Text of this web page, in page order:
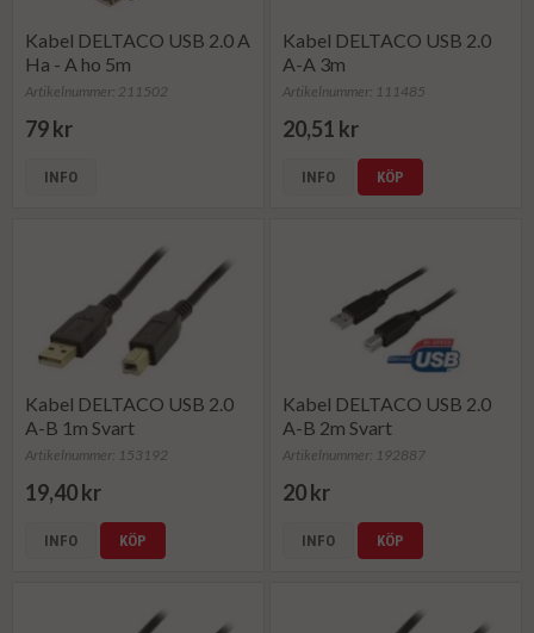
Kabel DELTACO USB 2.0 A
Ha - A ho 5m
Artikelnummer: 211502
79 kr
INFO
Kabel DELTACO USB 2.0
A-A 3m
Artikelnummer: 111485
20,51 kr
INFO KÖP
Kabel DELTACO USB 2.0
A-B 1m Svart
Artikelnummer: 153192
19,40 kr
INFO KÖP
Kabel DELTACO USB 2.0
A-B 2m Svart
Artikelnummer: 192887
20 kr
INFO KÖP